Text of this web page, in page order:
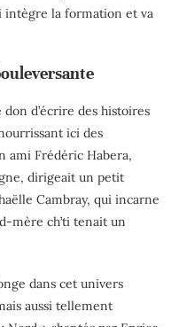
intègre la formation et va
d’écrire des histoires
ici des
ami Frédéric Habera,
dirigeait un petit
Cambray, qui incarne
mère ch’ti tenait un
dans cet univers
aussi tellement